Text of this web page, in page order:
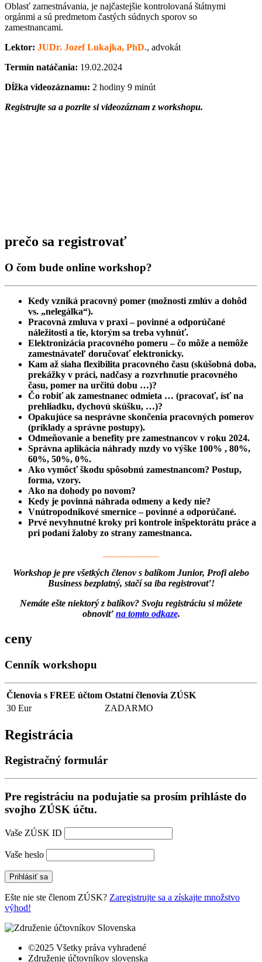
Oblasť zamestnávania, je najčastejšie kontrolovaná štátnymi
orgánmi a sú predmetom častých súdnych sporov so
zamestnancami.
Lektor: JUDr. Jozef Lukajka, PhD., advokát
Termín natáčania: 19.02.2024
Dĺžka videozáznamu: 2 hodiny 9 minút
Registrujte sa a pozrite si videozáznam z workshopu.
prečo sa registrovať
O čom bude online workshop?
Kedy vzniká pracovný pomer (možnosti zmlúv a dohôd
vs. „nelegálka“).
Pracovná zmluva v praxi – povinné a odporúčané
náležitosti a tie, ktorým sa treba vyhnúť.
Elektronizácia pracovného pomeru – čo môže a nemôže
zamestnávateľ doručovať elektronicky.
Kam až siaha flexibilita pracovného času (skúšobná doba,
prekážky v práci, nadčasy a rozvrhnutie pracovného
času, pomer na určitú dobu …)?
Čo robiť ak zamestnanec odmieta … (pracovať, ísť na
prehliadku, dychovú skúšku, …)?
Opakujúce sa nesprávne skončenia pracovných pomerov
(príklady a správne postupy).
Odmeňovanie a benefity pre zamestnancov v roku 2024.
Správna aplikácia náhrady mzdy vo výške 100% , 80%,
60%, 50%, 0%.
Ako vymôcť škodu spôsobnú zamestnancom? Postup,
forma, vzory.
Ako na dohody po novom?
Kedy je povinná náhrada odmeny a kedy nie?
Vnútropodnikové smernice – povinné a odporúčané.
Prvé nevyhnutné kroky pri kontrole inšpektorátu práce a
pri podaní žaloby zo strany zamestnanca.
Workshop je pre všetkých členov s balíkom Junior, Profi alebo
Business bezplatný, stačí sa iba registrovať!
Nemáte ešte niektorý z balíkov? Svoju registráciu si môžete
obnoviť na tomto odkaze.
ceny
Cenník workshopu
Členovia s FREE účtom Ostatní členovia ZÚSK
30 Eur
ZADARMO
Registrácia
Registračný formulár
Pre registráciu na podujatie sa prosím prihláste do
svojho ZÚSK účtu.
Vaše ZÚSK ID
Vaše heslo
Ešte nie ste členom ZÚSK? Zaregistrujte sa a získajte množstvo
výhod!
©2025 Všetky práva vyhradené
Združenie účtovníkov slovenska